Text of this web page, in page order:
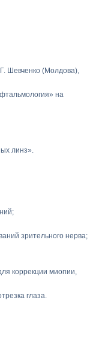
Шевченко (Молдова),
на
линз».
зрительного нерва;
коррекции миопии,
глаза.